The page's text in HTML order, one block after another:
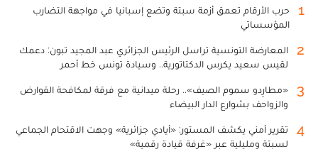
1
حرب الأرقام تعمق أزمة سبتة وتضع إسبانيا في مواجهة التضارب
المؤسساتي
2
المعارضة التونسية تراسل الرئيس الجزائري عبد المجيد تبون: دعمك
لقيس سعيد يكرس الدكتاتورية.. وسيادة تونس خط أحمر
3
«مطارِدو سموم الصيف».. رحلة ميدانية مع فرقة لمكافحة القوارض
والزواحف بشوارع الدار البيضاء
4
تقرير أمني يكشف المستور: «أيادي جزائرية» وجهت الاقتحام الجماعي
لسبتة ومليلية عبر «غرفة قيادة رقمية»